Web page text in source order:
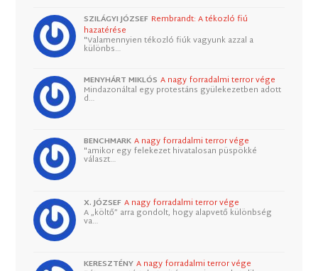
SZILÁGYI JÓZSEF Rembrandt: A tékozló fiú
hazatérése
"Valamennyien tékozló fiúk vagyunk azzal a
különbs…
MENYHÁRT MIKLÓS A nagy forradalmi terror vége
Mindazonáltal egy protestáns gyülekezetben adott
d…
BENCHMARK A nagy forradalmi terror vége
"amikor egy felekezet hivatalosan püspökké
választ…
X. JÓZSEF A nagy forradalmi terror vége
A „költő” arra gondolt, hogy alapvető különbség
va…
KERESZTÉNY A nagy forradalmi terror vége